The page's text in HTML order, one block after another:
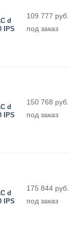
d
IPS
109 777 руб.
под заказ
d
IPS
150 768 руб.
под заказ
d
IPS
175 844 руб.
под заказ